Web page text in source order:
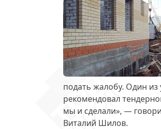
подать жалобу. Один
рекомендовал
мы и сделали», —
Виталий Шилов.